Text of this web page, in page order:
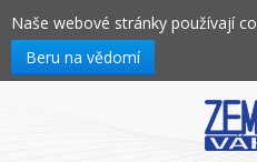
Naše webové stránky používají
Beru na vědomí